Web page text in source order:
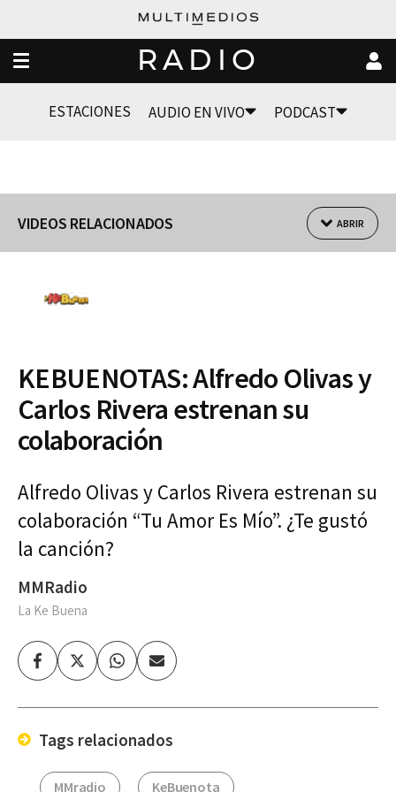
RADIO
ESTACIONES AUDIO EN VIVO PODCAST
VIDEOS RELACIONADOS ABRIR
KEBUENOTAS: Alfredo Olivas y
Carlos Rivera estrenan su
colaboración
Alfredo Olivas y Carlos Rivera estrenan su
colaboración “Tu Amor Es Mío”. ¿Te gustó
la canción?
MMRadio
La Ke Buena
FacebookTwitterWhatsapp
Enviar
por
Tags relacionados
MMradio KeBuenota